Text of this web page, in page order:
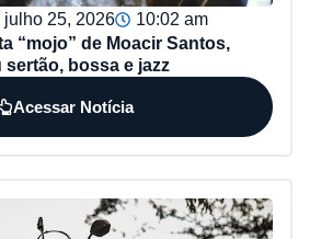
julho 25, 2026
10:02 am
“mojo” de Moacir Santos,
bossa e jazz
Acessar Notícia